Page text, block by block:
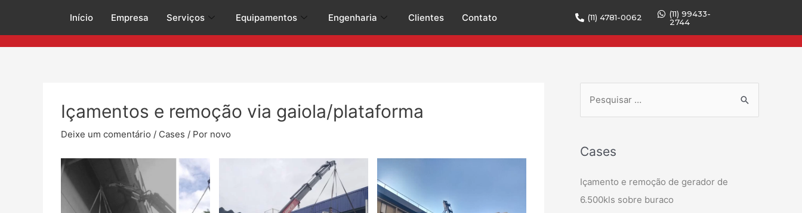
Início Empresa Serviços Equipamentos Engenharia Clientes Contato (11) 4781-0062
(11) 99433-
2744
Içamentos e remoção via gaiola/plataforma
Deixe um comentário / Cases / Por novo
Cases
Içamento e remoção de gerador de
6.500kls sobre buraco